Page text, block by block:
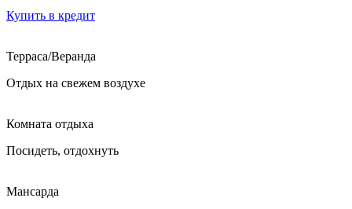
Купить в кредит
Терраса/Веранда
Отдых на свежем воздухе
Комната отдыха
Посидеть, отдохнуть
Мансарда